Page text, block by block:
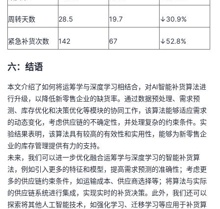
周转天数 28.5 19.7 ↓30.9%
紧急补货次数 142 67 ↓52.8%
六：结语
本文介绍了如何将运筹学与深度学习相结合，对AI智能补货算法进
行升级，以降低新零售企业的缺货率。通过数据预处理、需求预
测、库存优化和决策优化等模块的协同工作，该算法能够适应需求
的动态变化，考虑供应链的不确定性，并处理复杂的约束条件。实
验结果表明，该算法具有较高的有效性和实用性，能够为新零售企
业的库存管理提供有力的支持。
未来，我们可以进一步优化融合运筹学与深度学习的智能补货算
法，例如引入更多的特征和模型，提高需求预测的准确性；考虑更
多的供应链约束条件，如运输成本、供应商选择等；将算法与实际
的供应链系统进行集成，实现实时的补货决策。此外，我们还可以
探索将其他人工智能技术，如强化学习、迁移学习等应用于补货算